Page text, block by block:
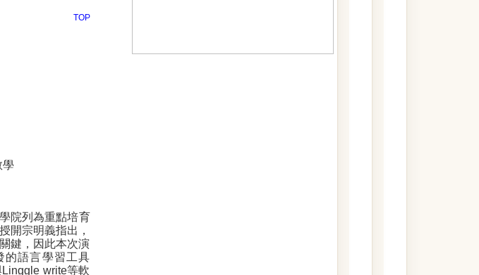
TOP
學
院列為重點培育
開宗明義指出，
鍵，因此本次演
的語言學習工具
write等軟